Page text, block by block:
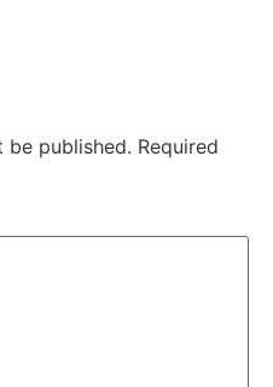
be published. Required